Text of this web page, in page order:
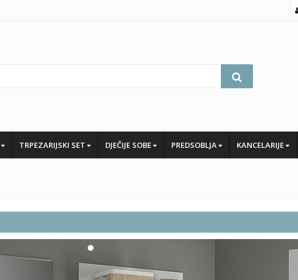
TRPEZARIJSKI SET DJEČIJE SOBE PREDSOBLJA KANCELARIJE